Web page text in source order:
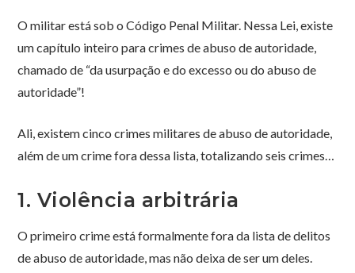
O militar está sob o Código Penal Militar. Nessa Lei, existe
um capítulo inteiro para crimes de abuso de autoridade,
chamado de “da usurpação e do excesso ou do abuso de
autoridade”!
Ali, existem cinco crimes militares de abuso de autoridade,
além de um crime fora dessa lista, totalizando seis crimes…
1. Violência arbitrária
O primeiro crime está formalmente fora da lista de delitos
de abuso de autoridade, mas não deixa de ser um deles.